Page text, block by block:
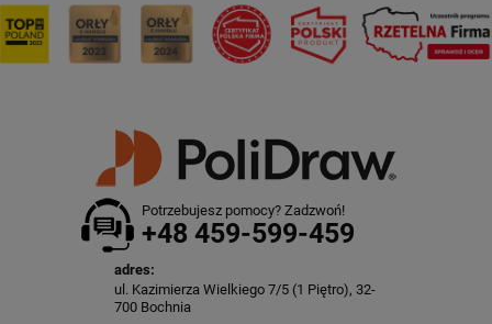
Potrzebujesz pomocy? Zadzwoń!
+48 459-599-459
adres:
ul. Kazimierza Wielkiego 7/5 (1 Piętro), 32-
700 Bochnia